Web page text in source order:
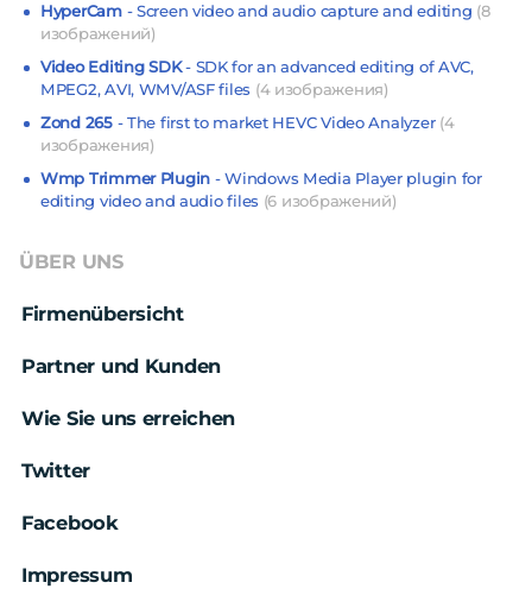
HyperCam- Screen video and audio capture and editing (8
изображений)
Video Editing SDK- SDK for an advanced editing of AVC,
MPEG2, AVI, WMV/ASF files (4 изображения)
Zond 265- The first to market HEVC Video Analyzer (4
изображения)
Wmp Trimmer Plugin - Windows Media Player plugin for
editing video and audio files (6 изображений)
ÜBER UNS
Firmenübersicht
Partner und Kunden
Wie Sie uns erreichen
Twitter
Facebook
Impressum